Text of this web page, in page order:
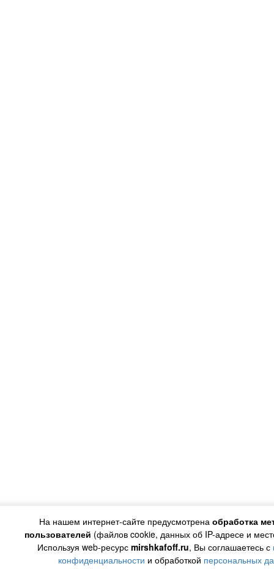
На нашем интернет-сайте предусмотрена обработка
пользователей (файлов cookie, данных об IP-адресе и
Используя web-ресурс mirshkafoff.ru, Вы соглашаетесь с
конфиденциальности и обработкой персональных